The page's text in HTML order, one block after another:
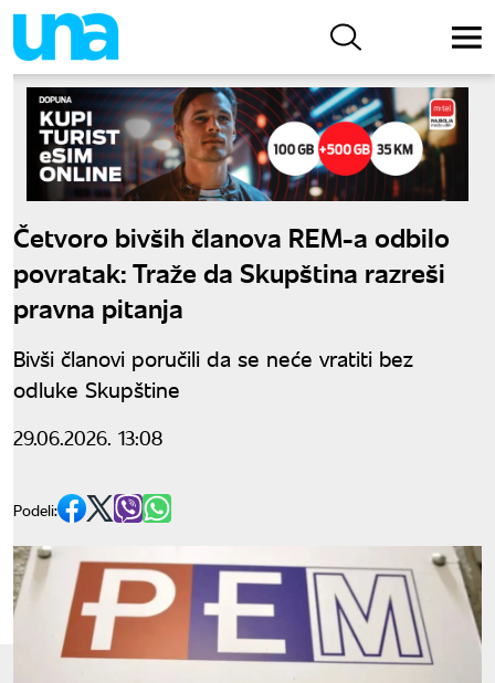
Četvoro bivših članova REM-a odbilo
povratak: Traže da Skupština razreši
pravna pitanja
Bivši članovi poručili da se neće vratiti bez
odluke Skupštine
29.06.2026. 13:08
Podeli: